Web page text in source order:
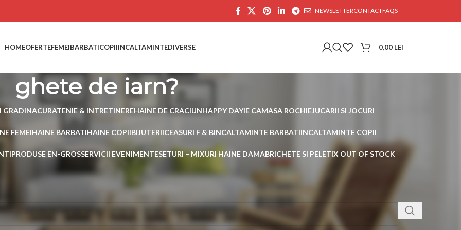
NEWSLETTERCONTACTFAQS
HOMEOFERTEFEMEIBARBATICOPIIINCALTAMINTEDIVERSE 0,00 LEI
ghete de iarn?
GRADINACURATENIE & INTRETINEREHAINE DE CRACIUNHAPPY DAYIE CAMASA ROCHIEJUCARII SI JOCURI
FEMEIHAINE BARBATIHAINE COPIIBIJUTERIICEASURI F & BINCALTAMINTE BARBATIINCALTAMINTE COPII
PRODUSE EN-GROSSERVICII EVENIMENTESETURI – MIXURI HAINE DAMABRICHETE SI PELETIX OUT OF STOCK